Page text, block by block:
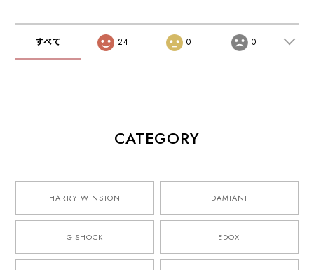
すべて 24 0 0
CATEGORY
HARRY WINSTON DAMIANI
G-SHOCK EDOX